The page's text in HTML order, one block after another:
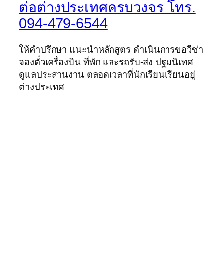
ต่อต่างประเทศครบวงจร โทร.
094-479-6544
ให้คำปรึกษา แนะนำหลักสูตร ดำเนินการขอวีซ่า
จองตั๋วเครื่องบิน ที่พัก และรถรับ-ส่ง ปฐมนิเทศ
ดูแลประสานงาน ตลอดเวลาที่นักเรียนเรียนอยู่
ต่างประเทศ